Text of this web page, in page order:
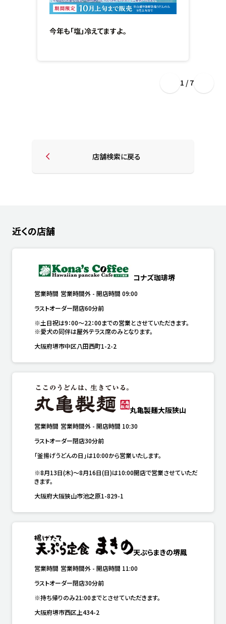
今年も「塩」冷えてますよ。
1 / 7
店舗検索に戻る
近くの店舗
コナズ珈琲堺
営業時間 営業時間外 - 開店時間 09:00
ラストオーダー閉店60分前
※土日祝は9：00～22：00までの営業とさせていただきます。
※愛犬の同伴は屋外テラス席のみとなります。
大阪府堺市中区八田西町1-2-2
丸亀製麺大阪狭山
営業時間 営業時間外 - 開店時間 10:30
ラストオーダー閉店30分前
「釜揚げうどんの日」は10:00から営業いたします。
※8月13日(木)～8月16日(日)は10:00開店で営業させていただ
きます。
大阪府大阪狭山市池之原1-829-1
天ぷらまきの堺鳳
営業時間 営業時間外 - 開店時間 11:00
ラストオーダー閉店30分前
※持ち帰りのみ21:00までとさせていただきます。
大阪府堺市西区上434-2